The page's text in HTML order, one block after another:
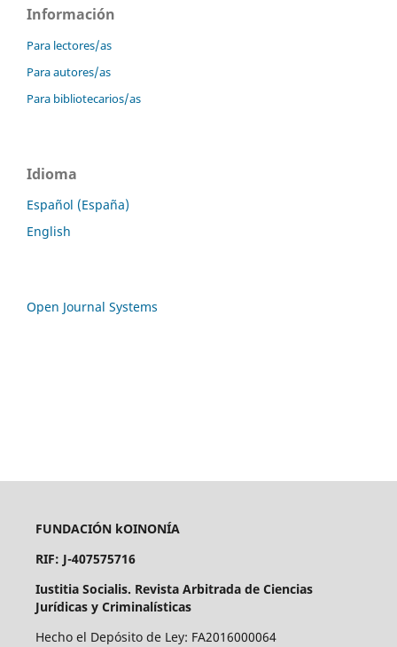
Información
Para lectores/as
Para autores/as
Para bibliotecarios/as
Idioma
Español (España)
English
Open Journal Systems
FUNDACIÓN kOINONÍA
RIF: J-407575716
Iustitia Socialis. Revista Arbitrada de Ciencias
Jurídicas y Criminalísticas
Hecho el Depósito de Ley: FA2016000064